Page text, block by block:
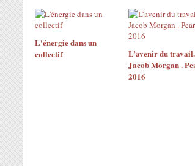
L'énergie dans un
collectif
L’avenir du travail.
Jacob Morgan .
2016